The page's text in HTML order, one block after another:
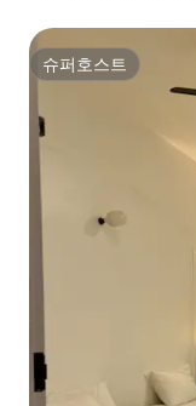
슈퍼호스트
슈퍼호스트